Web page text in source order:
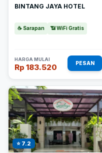
BINTANG JAYA HOTEL
☕ Sarapan 📶 WiFi Gratis
HARGA MULAI
Rp 183.520 PESAN
⭐ 7.2